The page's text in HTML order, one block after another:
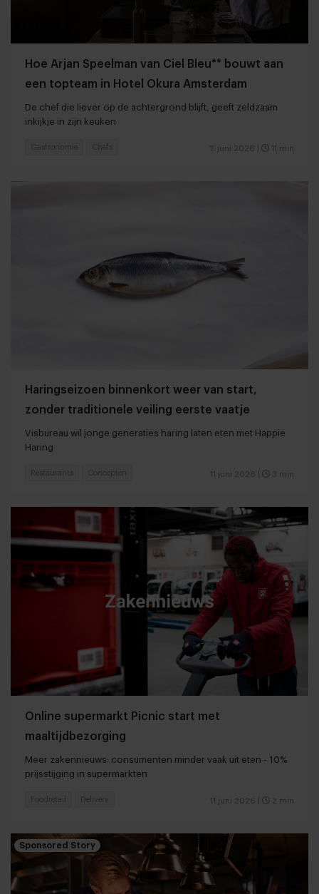
Hoe Arjan Speelman van Ciel Bleu** bouwt aan
een topteam in Hotel Okura Amsterdam
De chef die liever op de achtergrond blijft, geeft zeldzaam
inkijkje in zijn keuken
11 juni 2026 11 min
Gastronomie Chefs
Haringseizoen binnenkort weer van start,
zonder traditionele veiling eerste vaatje
Visbureau wil jonge generaties haring laten eten met Happie
Haring
11 juni 2026 3 min
Restaurants Concepten
Online supermarkt Picnic start met
maaltijdbezorging
Meer zakennieuws: consumenten minder vaak uit eten - 10%
prijsstijging in supermarkten
11 juni 2026 2 min
Foodretail Delivery
Sponsored Story